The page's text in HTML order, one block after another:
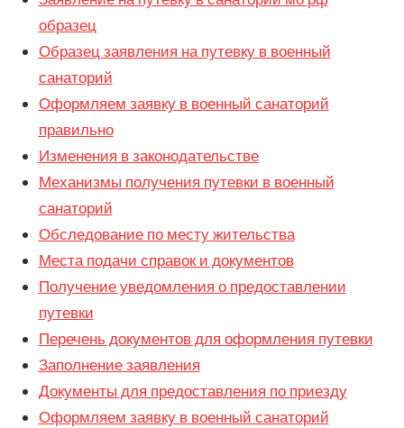
образец
Образец заявления на путевку в военный
санаторий
Оформляем заявку в военный санаторий
правильно
Изменения в законодательстве
Механизмы получения путевки в военный
санаторий
Обследование по месту жительства
Места подачи справок и документов
Получение уведомления о предоставлении
путевки
Перечень документов для оформления путевки
Заполнение заявления
Документы для предоставления по приезду
Оформляем заявку в военный санаторий